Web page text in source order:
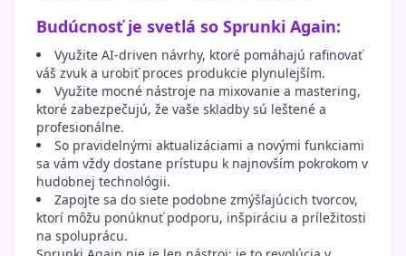
Budúcnosť je svetlá so Sprunki Again:
Využite AI-driven návrhy, ktoré pomáhajú rafinovať
váš zvuk a urobiť proces produkcie plynulejším.
Využite mocné nástroje na mixovanie a mastering,
ktoré zabezpečujú, že vaše skladby sú leštené a
profesionálne.
So pravidelnými aktualizáciami a novými funkciami
sa vám vždy dostane prístupu k najnovším pokrokom v
hudobnej technológii.
Zapojte sa do siete podobne zmýšľajúcich tvorcov,
ktorí môžu ponúknuť podporu, inšpiráciu a príležitosti
na spoluprácu.